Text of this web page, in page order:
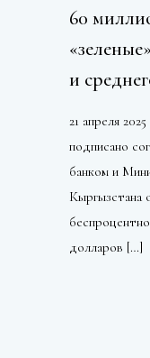
60
и
21 апреля
подписано
банком и
Кыргызстана
долларов […]